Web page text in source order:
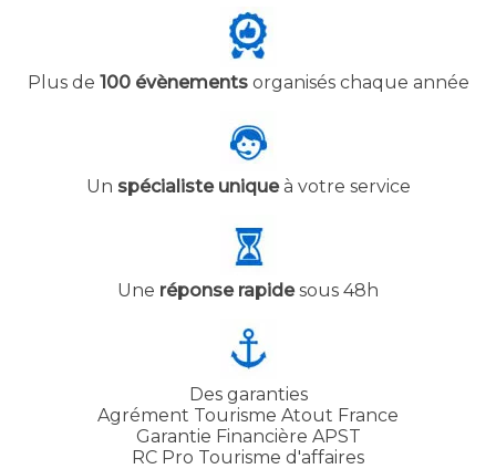
Plus de 100 évènementsorganisés chaque année
Un spécialiste uniqueà votre service
Une réponse rapidesous 48h
Des garanties
Agrément Tourisme Atout France
Garantie Financière APST
RC Pro Tourisme d'affaires